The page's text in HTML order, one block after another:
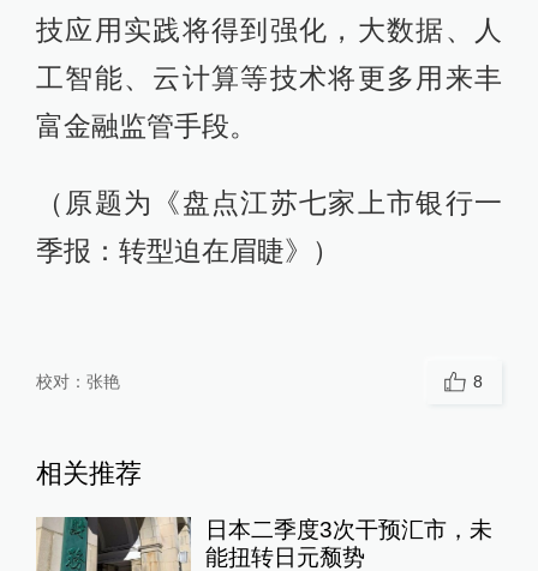
技应用实践将得到强化，大数据、人
工智能、云计算等技术将更多用来丰
富金融监管手段。
（原题为《盘点江苏七家上市银行一
季报：转型迫在眉睫》）
校对： 张艳 8
相关推荐
日本二季度3次干预汇市，未
能扭转日元颓势